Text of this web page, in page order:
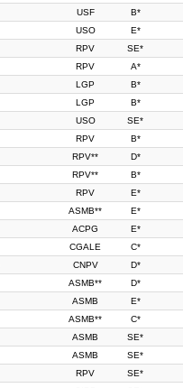
USF B*
USO E*
RPV SE*
RPV A*
LGP B*
LGP B*
USO SE*
RPV B*
RPV** D*
RPV** B*
RPV E*
ASMB** E*
ACPG E*
CGALE C*
CNPV D*
ASMB** D*
ASMB E*
ASMB** C*
ASMB SE*
ASMB SE*
RPV SE*